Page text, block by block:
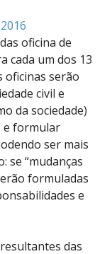
oficina de
cada um dos 13
oficinas serão
civil e
da sociedade)
e formular
ser mais
se “mudanças
formuladas
e
das